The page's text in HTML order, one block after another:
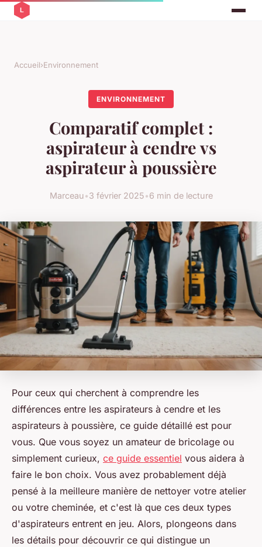
Accueil›Environnement
ENVIRONNEMENT
Comparatif complet :
aspirateur à cendre vs
aspirateur à poussière
Marceau•3 février 2025•6 min de lecture
Pour ceux qui cherchent à comprendre les
différences entre les aspirateurs à cendre et les
aspirateurs à poussière, ce guide détaillé est pour
vous. Que vous soyez un amateur de bricolage ou
simplement curieux, ce guide essentiel vous aidera à
faire le bon choix. Vous avez probablement déjà
pensé à la meilleure manière de nettoyer votre atelier
ou votre cheminée, et c'est là que ces deux types
d'aspirateurs entrent en jeu. Alors, plongeons dans
les détails pour découvrir ce qui distingue un